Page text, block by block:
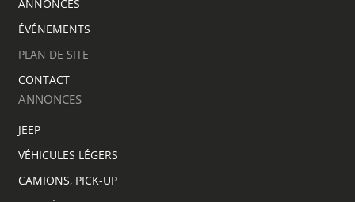
ANNONCES
ÉVÉNEMENTS
PLAN DE SITE
CONTACT
ANNONCES
JEEP
VÉHICULES LÉGERS
CAMIONS, PICK-UP